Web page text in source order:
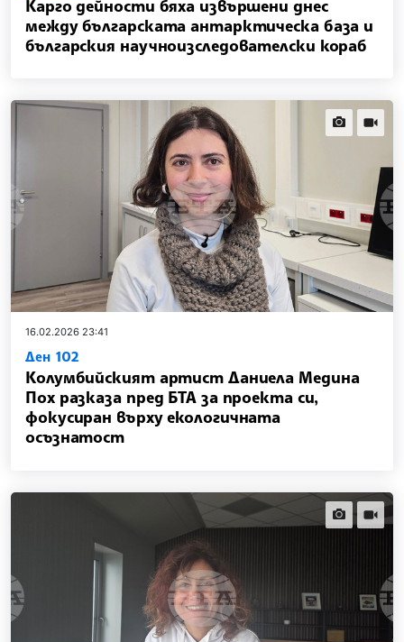
Карго дейности бяха извършени днес
между българската антарктическа база и
българския научноизследователски кораб
news.images
16.02.2026 23:41
Ден 102
Колумбийският артист Даниела Медина
Пох разказа пред БТА за проекта си,
фокусиран върху екологичната
осъзнатост
news.images